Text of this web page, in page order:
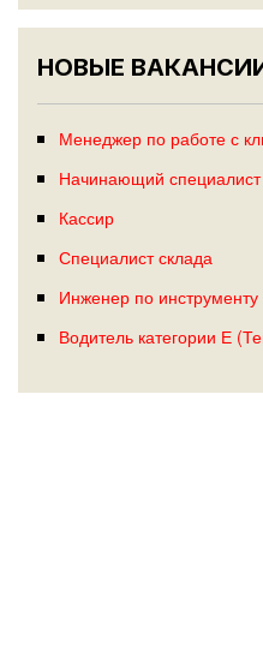
НОВЫЕ
Менеджер по работе с
Начинающий
Кассир
Специалист склада
Инженер по инструменту
Водитель категории Е